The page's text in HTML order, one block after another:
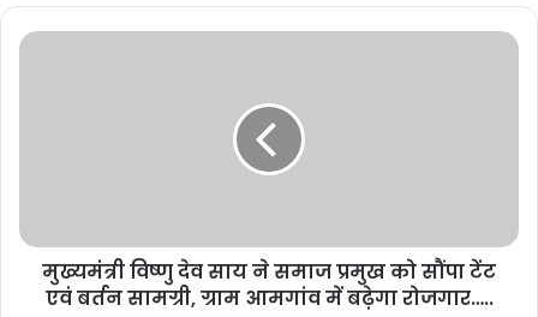
मुख्यमंत्री विष्णु देव साय ने समाज प्रमुख को सौंपा टेंट
एवं बर्तन सामग्री, ग्राम आमगांव में बढ़ेगा रोजगार…..